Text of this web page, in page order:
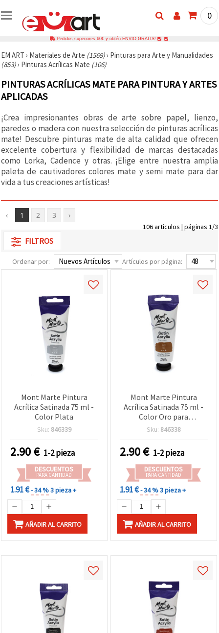
0
Pedidos superiores 60€ y obtén ENVÍO GRATIS!
EM ART › Materiales de Arte (1569)› Pinturas para Arte y Manualidades
(853)› Pinturas Acrílicas Mate (106)
PINTURAS ACRÍLICAS MATE PARA PINTURA Y ARTES
APLICADAS
¡Crea impresionantes obras de arte sobre papel, lienzo,
paredes o madera con nuestra selección de pinturas acrílicas
mate! Descubre pinturas mate de alta calidad que ofrecen
excelente cobertura y flexibilidad de marcas destacadas
como Lorka, Cadence y otras. ¡Elige entre nuestra amplia
paleta de cautivadores colores mate y semi mate para dar
vida a tus creaciones artísticas!
‹ 1 2 3 ›
106 artículos | páginas 1/3
FILTROS
Ordenar por: Artículos por página:
Mont Marte Pintura
Acrílica Satinada 75 ml -
Color Plata
Sku: 846339
2.90€ 1-2 pieza
DESCUENTOS
PARA CANTIDAD
1.91 €- 34 %3 pieza +
AÑADIR AL CARRITO
Mont Marte Pintura
Acrílica Satinada 75 ml -
Color Oro para
manualidades y bellas
Sku: 846338
2.90€ 1-2 pieza
DESCUENTOS
PARA CANTIDAD
1.91 €- 34 %3 pieza +
AÑADIR AL CARRITO